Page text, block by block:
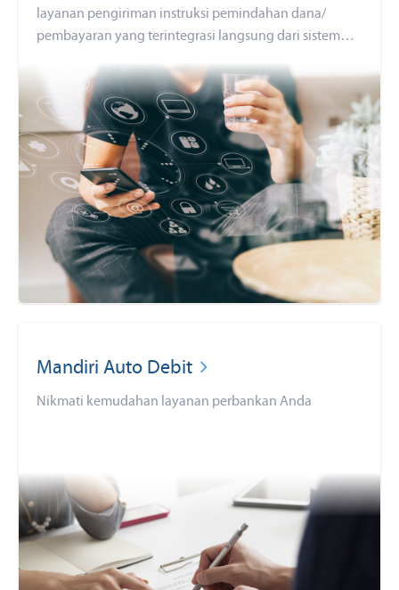
layanan pengiriman instruksi pemindahan dana/
pembayaran yang terintegrasi langsung dari sistem
Mandiri Auto Debit
Nikmati kemudahan layanan perbankan Anda